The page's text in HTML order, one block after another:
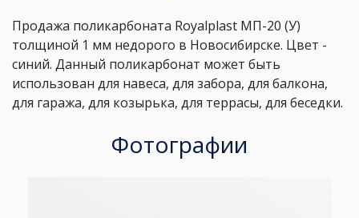
Продажа поликарбоната Royalplast МП-20 (У)
толщиной 1 мм недорого в Новосибирске. Цвет -
синий. Данный поликарбонат может быть
использован для навеса, для забора, для балкона,
для гаража, для козырька, для террасы, для беседки.
Фотографии